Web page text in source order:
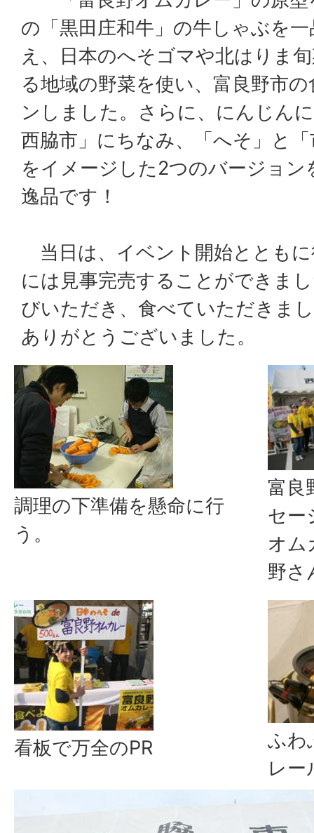
の「黒田庄和牛」の牛しゃぶを
え、日本のへそゴマや北はりま
る地域の野菜を使い、富良野市
ンしました。さらに、にんじん
西脇市」にちなみ、「へそ」と
をイメージした2つのバージョ
逸品です！
当日は、イベント開始ととも
には見事完売することができま
びいただき、食べていただきま
ありがとうございました。
調理の下準備を懸命に行
う。
富良
セー
オム
野さ
看板で万全のPR
ふわ
レー